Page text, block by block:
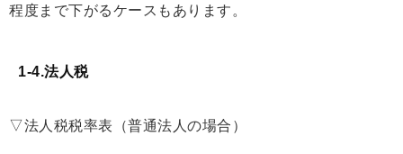
程度まで下がるケースもあります。
1-4.法人税
▽法人税税率表（普通法人の場合）